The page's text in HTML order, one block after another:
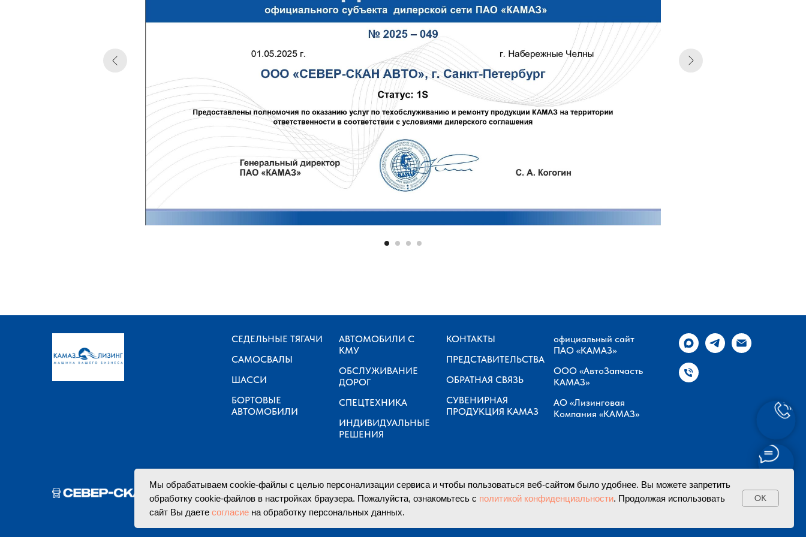
Мы обрабатываем cookie-файлы с целью персонализации сервиса и чтобы пользоваться веб-сайтом было удобнее. Вы можете запретить
обработку cookie-файлов в настройках браузера. Пожалуйста, ознакомьтесь с политикой конфиденциальности. Продолжая использовать
сайт Вы даете согласие на обработку персональных данных.
OK
СЕДЕЛЬНЫЕ ТЯГАЧИ
САМОСВАЛЫ
ШАССИ
БОРТОВЫЕ
АВТОМОБИЛИ
АВТОМОБИЛИ С
КМУ
ОБСЛУЖИВАНИЕ
ДОРОГ
СПЕЦТЕХНИКА
ИНДИВИДУАЛЬНЫЕ
РЕШЕНИЯ
КОНТАКТЫ
ПРЕДСТАВИТЕЛЬСТВА
ОБРАТНАЯ СВЯЗЬ
СУВЕНИРНАЯ
ПРОДУКЦИЯ КАМАЗ
официальный сайт
ПАО «КАМАЗ»
ООО «АвтоЗапчасть
КАМАЗ»
АО «Лизинговая
Компания «КАМАЗ»
ООО "СЕВЕР-СКАН АВТО"